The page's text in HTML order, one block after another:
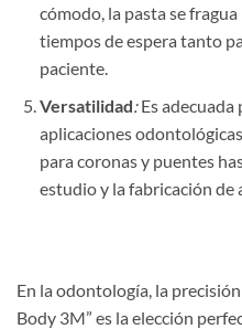
cómodo, la pasta se
tiempos de espera tanto
paciente.
Versatilidad:Es adecuada
aplicaciones
para coronas y puentes
estudio y la fabricación
En la odontología, la
Body 3M” es la elección